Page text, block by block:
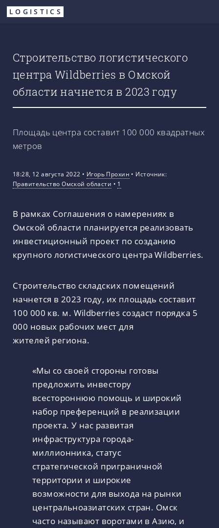
Перейти
LOGISTICS
Строительство логистического
центра Wildberries в Омской
области начнется в 2023 году
Площадь центра составит 100 000 квадратных
метров
18:28, 12 августа 2022 • Игорь Прохин • Источник:
Правительство Омской области • 1
В рамках Соглашения о намерениях в
Омской области планируется реализовать
инвестиционный проект по созданию
крупного логистического центра Wildberries.
Строительство складских помещений
начнется в 2023 году, их площадь составит
100 000 кв. м. Wildberries создаст порядка 5
000 новых рабочих мест для
жителей региона.
«Мы со своей стороны готовы
предложить инвестору
всестороннюю помощь и широкий
набор преференций в реализации
проекта. У нас развитая
инфраструктура города-
миллионника, статус
стратегической приграничной
территории и широкие
возможности для выхода на рынки
центральноазиатских стран. Омск
часто называют воротами в Азию, и